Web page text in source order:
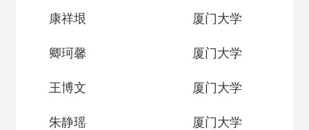
康祥垠 厦门大学
卿珂馨 厦门大学
王博文 厦门大学
朱静瑶 厦门大学